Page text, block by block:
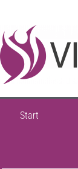
Start